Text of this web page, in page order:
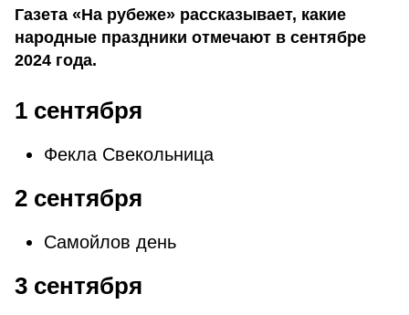
Газета «На рубеже» рассказывает, какие
народные праздники отмечают в сентябре
2024 года.
1 сентября
Фекла Свекольница
2 сентября
Самойлов день
3 сентября